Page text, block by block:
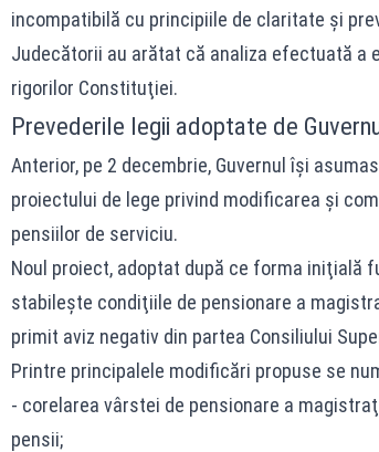
incompatibilă cu principiile de claritate şi
Judecătorii au arătat că analiza efectuată
rigorilor Constituţiei.
Prevederile legii adoptate de
Anterior, pe 2 decembrie, Guvernul îşi
proiectului de lege privind modificarea şi
pensiilor de serviciu.
Noul proiect, adoptat după ce forma iniţială
stabileşte condiţiile de pensionare a
primit aviz negativ din partea Consiliului
Printre principalele modificări propuse se
- corelarea vârstei de pensionare a
pensii;